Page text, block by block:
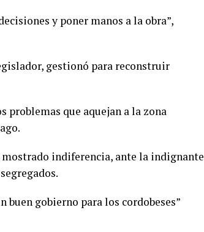
y poner manos a la obra”,
gestionó para reconstruir
problemas que aquejan a la zona
indiferencia, ante la indignante
buen gobierno para los cordobeses”